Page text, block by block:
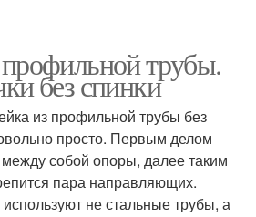
трубы.
без спинки
из профильной трубы без
просто. Первым делом
между собой опоры, далее таким
пара направляющих.
не стальные трубы, а